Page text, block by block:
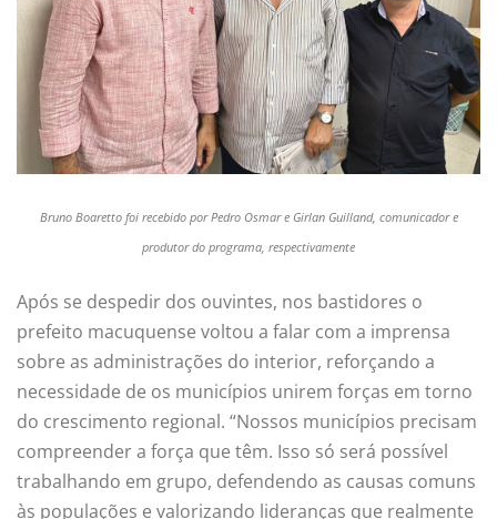
Bruno Boaretto foi recebido por Pedro Osmar e Girlan Guilland, comunicador e
produtor do programa, respectivamente
Após se despedir dos ouvintes, nos bastidores o
prefeito macuquense voltou a falar com a imprensa
sobre as administrações do interior, reforçando a
necessidade de os municípios unirem forças em torno
do crescimento regional. “Nossos municípios precisam
compreender a força que têm. Isso só será possível
trabalhando em grupo, defendendo as causas comuns
às populações e valorizando lideranças que realmente